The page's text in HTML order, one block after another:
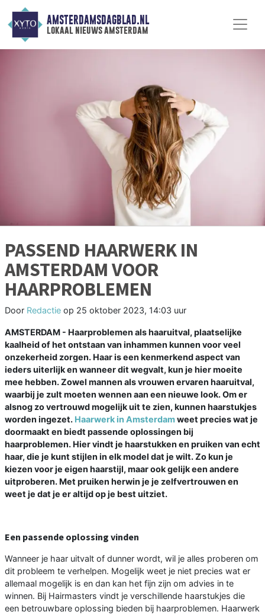
AMSTERDAMSDAGBLAD.NL
lokaal nieuws amsterdam
PASSEND HAARWERK IN
AMSTERDAM VOOR
HAARPROBLEMEN
Door Redactie op 25 oktober 2023, 14:03 uur
AMSTERDAM - Haarproblemen als haaruitval, plaatselijke
kaalheid of het ontstaan van inhammen kunnen voor veel
onzekerheid zorgen. Haar is een kenmerkend aspect van
ieders uiterlijk en wanneer dit wegvalt, kun je hier moeite
mee hebben. Zowel mannen als vrouwen ervaren haaruitval,
waarbij je zult moeten wennen aan een nieuwe look. Om er
alsnog zo vertrouwd mogelijk uit te zien, kunnen haarstukjes
worden ingezet. Haarwerk in Amsterdamweet precies wat je
doormaakt en biedt passende oplossingen bij
haarproblemen. Hier vindt je haarstukken en pruiken van echt
haar, die je kunt stijlen in elk model dat je wilt. Zo kun je
kiezen voor je eigen haarstijl, maar ook gelijk een andere
uitproberen. Met pruiken herwin je je zelfvertrouwen en
weet je dat je er altijd op je best uitziet.
Een passende oplossing vinden
Wanneer je haar uitvalt of dunner wordt, wil je alles proberen om
dit probleem te verhelpen. Mogelijk weet je niet precies wat er
allemaal mogelijk is en dan kan het fijn zijn om advies in te
winnen. Bij Hairmasters vindt je verschillende haarstukjes die
een betrouwbare oplossing bieden bij haarproblemen. Haarwerk